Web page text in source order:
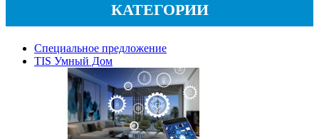
КАТЕГОРИИ
Специальное предложение
TIS Умный Дом